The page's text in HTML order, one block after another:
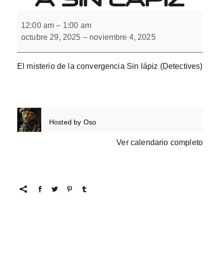
misterio
de
la
Sin
lápiz
12:00 am – 1:00 am
octubre 29, 2025 – noviembre 4, 2025
El misterio de la convergencia Sin lápiz (Detectives)
Hosted by Oso
Ver calendario completo